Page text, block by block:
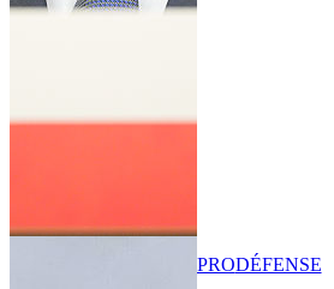
PRODÉFENSE